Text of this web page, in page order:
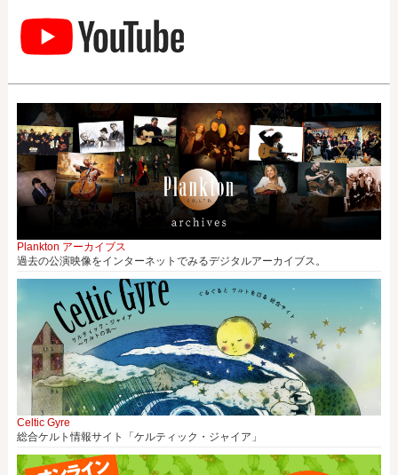
Plankton アーカイブス
過去の公演映像をインターネットでみるデジタルアーカイブス。
Celtic Gyre
総合ケルト情報サイト「ケルティック・ジャイア」